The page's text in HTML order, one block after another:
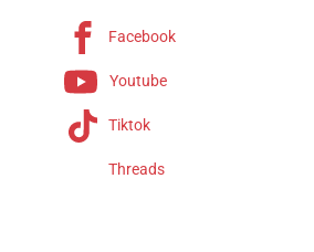
Facebook
Youtube
Tiktok
Threads